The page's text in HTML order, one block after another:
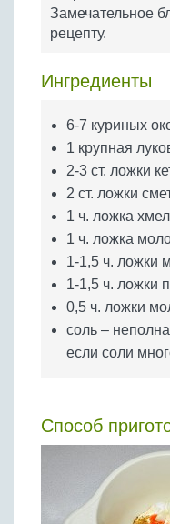
Бобовые
Яйца
Замечательное
рецепту.
Ингредиенты
6-7 куриных
1 крупная
2-3 ст. ложки
2 ст. ложки
1 ч. ложка
1 ч. ложка
1-1,5 ч. ложки
1-1,5 ч. ложки
0,5 ч. ложки
соль –
если соли
Способ